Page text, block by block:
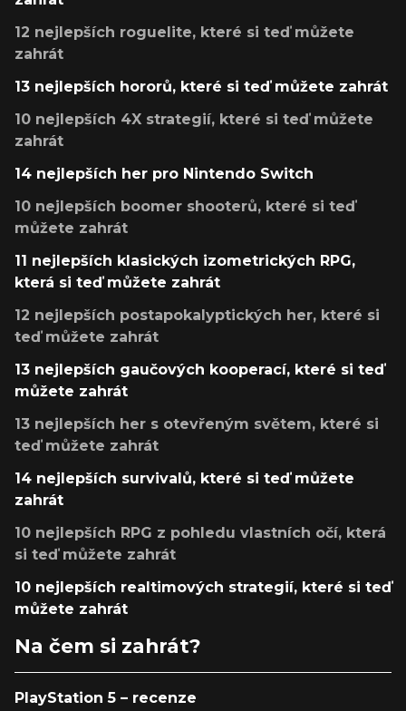
12 nejlepších roguelite, které si teď můžete
zahrát
13 nejlepších hororů, které si teď můžete zahrát
10 nejlepších 4X strategií, které si teď můžete
zahrát
14 nejlepších her pro Nintendo Switch
10 nejlepších boomer shooterů, které si teď
můžete zahrát
11 nejlepších klasických izometrických RPG,
která si teď můžete zahrát
12 nejlepších postapokalyptických her, které si
teď můžete zahrát
13 nejlepších gaučových kooperací, které si teď
můžete zahrát
13 nejlepších her s otevřeným světem, které si
teď můžete zahrát
14 nejlepších survivalů, které si teď můžete
zahrát
10 nejlepších RPG z pohledu vlastních očí, která
si teď můžete zahrát
10 nejlepších realtimových strategií, které si teď
můžete zahrát
Na čem si zahrát?
PlayStation 5 – recenze